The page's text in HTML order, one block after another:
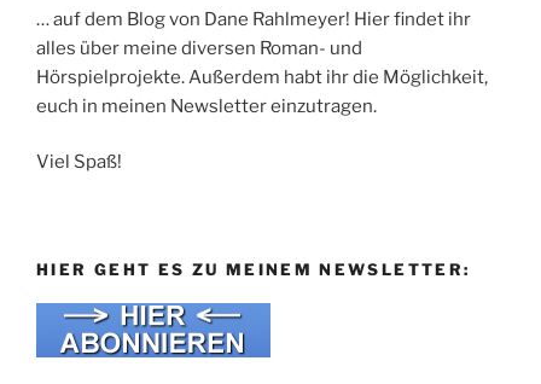
… auf dem Blog von Dane Rahlmeyer! Hier findet ihr
alles über meine diversen Roman- und
Hörspielprojekte. Außerdem habt ihr die Möglichkeit,
euch in meinen Newsletter einzutragen.
Viel Spaß!
HIER GEHT ES ZU MEINEM NEWSLETTER: